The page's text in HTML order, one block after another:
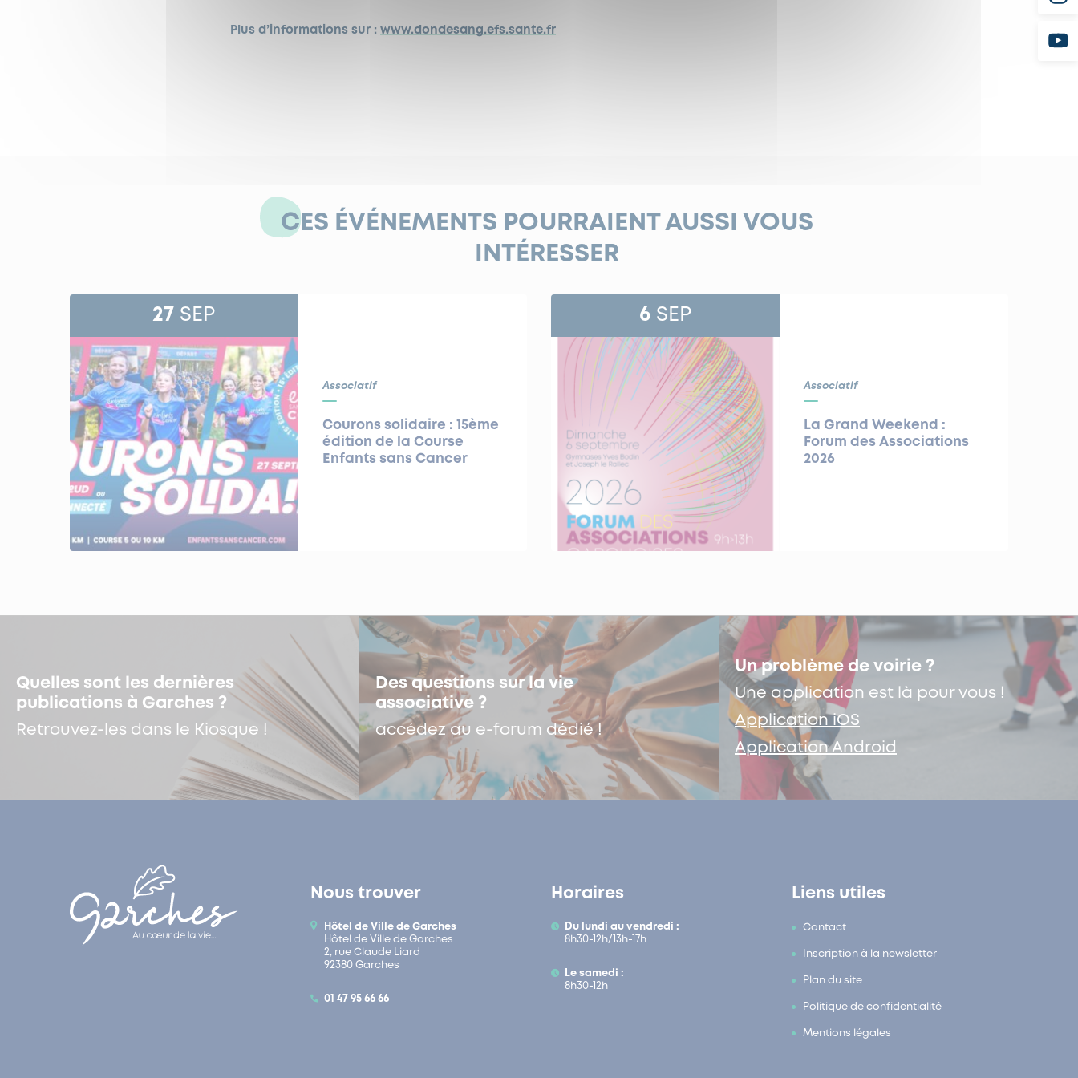
Plus d’informations sur : www.dondesang.efs.sante.fr
CES ÉVÉNEMENTS POURRAIENT AUSSI VOUS
INTÉRESSER
27 SEP
Associatif
Courons solidaire : 15ème
édition de la Course
Enfants sans Cancer
6 SEP
Associatif
La Grand Weekend :
Forum des Associations
2026
Quelles sont les dernières
publications à Garches ?
Retrouvez-les dans le Kiosque !
Des questions sur la vie
associative ?
accédez au e-forum dédié !
Un problème de voirie ?
Une application est là pour vous !
Application iOS
Application Android
Nous trouver
Hôtel de Ville de Garches
Hôtel de Ville de Garches
2, rue Claude Liard
92380 Garches
01 47 95 66 66
Horaires
Du lundi au vendredi :
8h30-12h/13h-17h
Le samedi :
8h30-12h
Liens utiles
Contact
Inscription à la newsletter
Plan du site
Politique de confidentialité
Mentions légales